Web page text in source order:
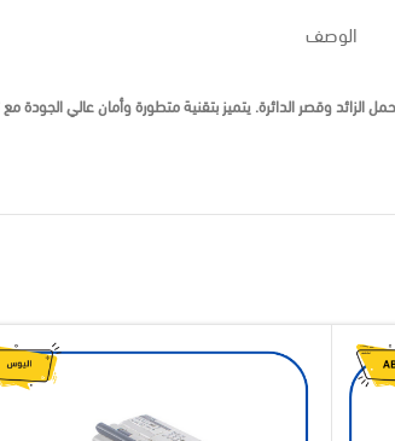
الوصف
من مخاطر الحمل الزائد وقصر الدائرة. يتميز بتقنية متطورة وأمان